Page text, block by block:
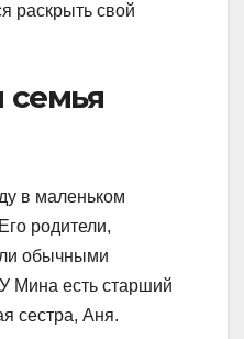
раскрыть свой
в маленьком
родители,
обычными
Мина есть старший
сестра, Аня.